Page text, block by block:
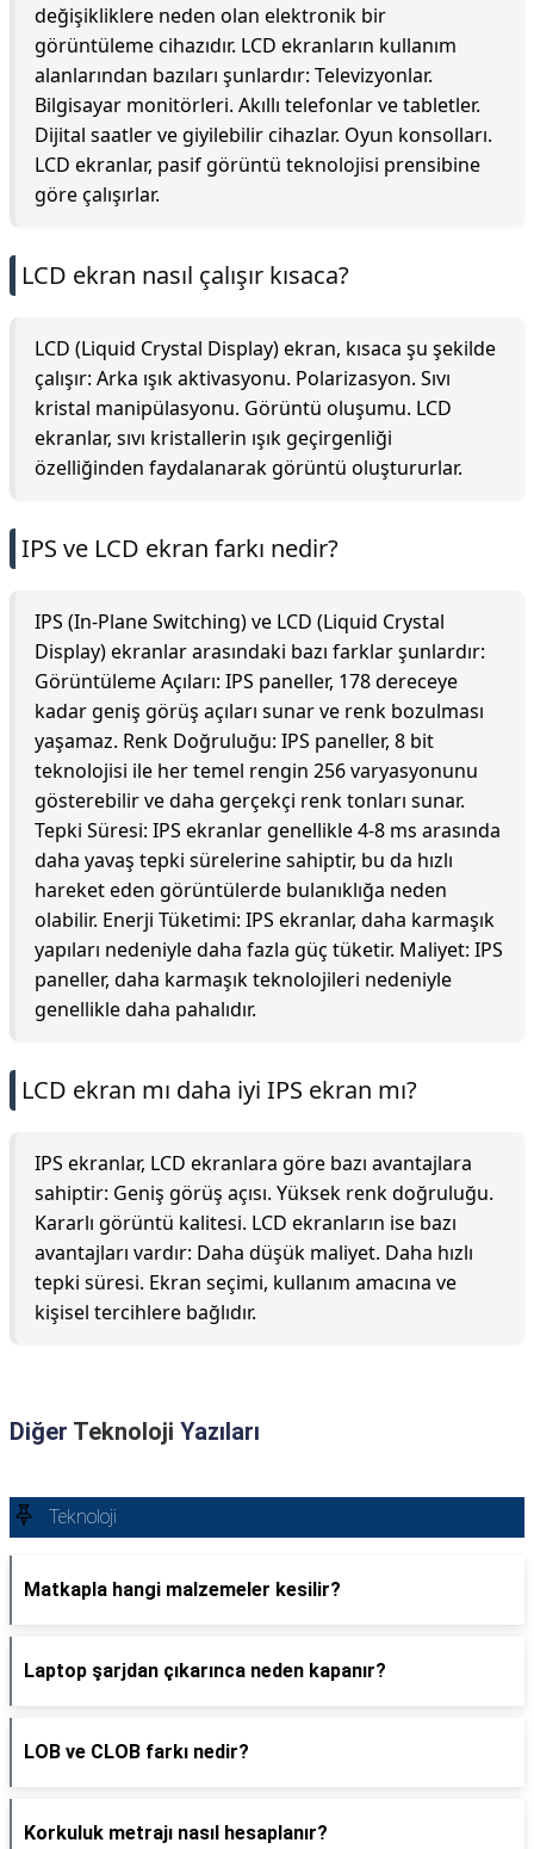
değişikliklere neden olan elektronik bir
görüntüleme cihazıdır. LCD ekranların kullanım
alanlarından bazıları şunlardır: Televizyonlar.
Bilgisayar monitörleri. Akıllı telefonlar ve tabletler.
Dijital saatler ve giyilebilir cihazlar. Oyun konsolları.
LCD ekranlar, pasif görüntü teknolojisi prensibine
göre çalışırlar.
LCD ekran nasıl çalışır kısaca?
LCD (Liquid Crystal Display) ekran, kısaca şu şekilde
çalışır: Arka ışık aktivasyonu. Polarizasyon. Sıvı
kristal manipülasyonu. Görüntü oluşumu. LCD
ekranlar, sıvı kristallerin ışık geçirgenliği
özelliğinden faydalanarak görüntü oluştururlar.
IPS ve LCD ekran farkı nedir?
IPS (In-Plane Switching) ve LCD (Liquid Crystal
Display) ekranlar arasındaki bazı farklar şunlardır:
Görüntüleme Açıları: IPS paneller, 178 dereceye
kadar geniş görüş açıları sunar ve renk bozulması
yaşamaz. Renk Doğruluğu: IPS paneller, 8 bit
teknolojisi ile her temel rengin 256 varyasyonunu
gösterebilir ve daha gerçekçi renk tonları sunar.
Tepki Süresi: IPS ekranlar genellikle 4-8 ms arasında
daha yavaş tepki sürelerine sahiptir, bu da hızlı
hareket eden görüntülerde bulanıklığa neden
olabilir. Enerji Tüketimi: IPS ekranlar, daha karmaşık
yapıları nedeniyle daha fazla güç tüketir. Maliyet: IPS
paneller, daha karmaşık teknolojileri nedeniyle
genellikle daha pahalıdır.
LCD ekran mı daha iyi IPS ekran mı?
IPS ekranlar, LCD ekranlara göre bazı avantajlara
sahiptir: Geniş görüş açısı. Yüksek renk doğruluğu.
Kararlı görüntü kalitesi. LCD ekranların ise bazı
avantajları vardır: Daha düşük maliyet. Daha hızlı
tepki süresi. Ekran seçimi, kullanım amacına ve
kişisel tercihlere bağlıdır.
Diğer Teknoloji Yazıları
Teknoloji
Matkapla hangi malzemeler kesilir?
Laptop şarjdan çıkarınca neden kapanır?
LOB ve CLOB farkı nedir?
Korkuluk metrajı nasıl hesaplanır?